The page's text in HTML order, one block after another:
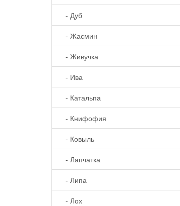
- Дуб
- Жасмин
- Живучка
- Ива
- Катальпа
- Книфофия
- Ковыль
- Лапчатка
- Липа
- Лох